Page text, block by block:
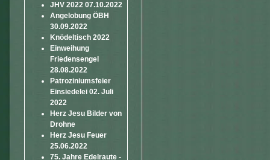
JHV 2022 07.10.2022
Angelobung ÖBH
30.09.2022
Knödeltisch 2022
Einweihung
Friedensengel
28.08.2022
Patroziniumsfeier
Einsiedelei 02. Juli
2022
Herz Jesu Bilder von
Drohne
Herz Jesu Feuer
25.06.2022
75. Jahre Edelraute -